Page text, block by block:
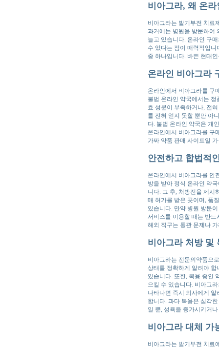
비아그라, 왜 온
비아그라는 발기부전 치료
과거에는 병원을 방문하여
늘고 있습니다. 온라인 구
수 있다는 점이 매력적입
중 하나입니다. 바쁜 현대
온라인 비아그라
온라인에서 비아그라를 구
불법 온라인 약국에서는
효 성분이 부족하거나, 전
를 전혀 얻지 못할 뿐만 아
다. 불법 온라인 약국은 개
온라인에서 비아그라를 구
가짜 약품 판매 사이트일
안전하고 합법적
온라인에서 비아그라를 안
방을 받아 정식 온라인 약
니다. 그 후, 처방전을 제시
매 허가를 받은 곳이며, 품
있습니다. 만약 병원 방문
서비스를 이용할 때는 반드
해외 직구는 통관 문제나
비아그라 처방 및
비아그라는 전문의약품으
상태를 정확하게 알려야 합
있습니다. 또한, 복용 중인
으킬 수 있습니다. 비아그
나타나면 즉시 의사에게
합니다. 과다 복용은 심각
일 뿐, 성욕을 증가시키거
비아그라 대체 가
비아그라는 발기부전 치료